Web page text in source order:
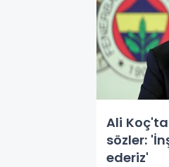
Ali
sözler:
ederiz'